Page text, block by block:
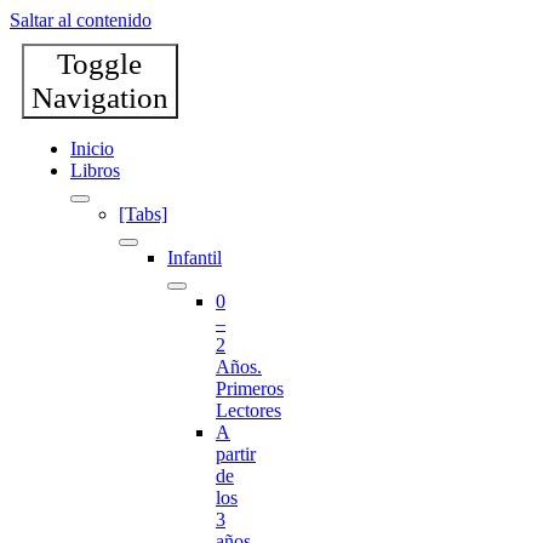
Saltar al contenido
Toggle
Navigation
Inicio
Libros
[Tabs]
Infantil
0
–
2
Años.
Primeros
Lectores
A
partir
de
los
3